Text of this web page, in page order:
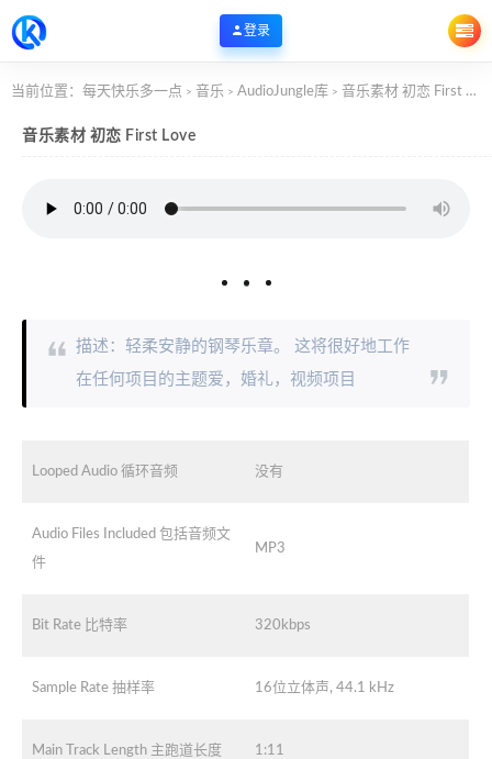
登录
当前位置： 每天快乐多一点 > 音乐 > AudioJungle库 > 音乐素材 初恋 First Love
音乐素材 初恋 First Love
描述：轻柔安静的钢琴乐章。 这将很好地工作
在任何项目的主题爱，婚礼，视频项目
Looped Audio 循环音频 没有
Audio Files Included 包括音频文
件
MP3
Bit Rate 比特率 320kbps
Sample Rate 抽样率 16位立体声, 44.1 kHz
Main Track Length 主跑道长度 1:11